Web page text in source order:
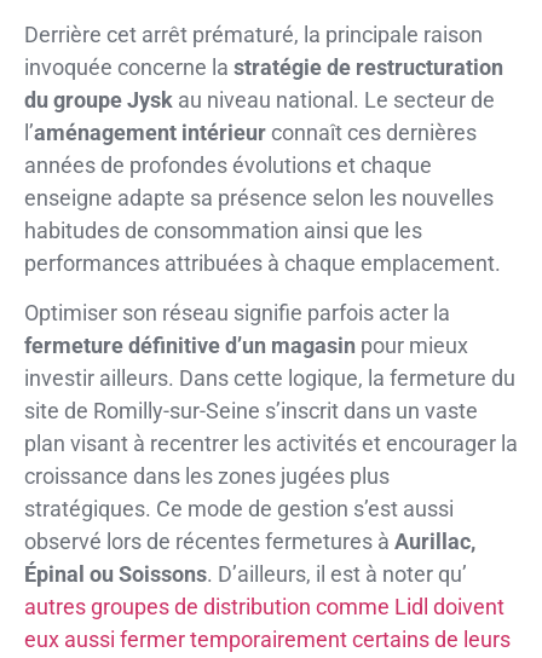
Derrière cet arrêt prématuré, la principale raison
invoquée concerne la stratégie de restructuration
du groupe Jysk au niveau national. Le secteur de
l’aménagement intérieurconnaît ces dernières
années de profondes évolutions et chaque
enseigne adapte sa présence selon les nouvelles
habitudes de consommation ainsi que les
performances attribuées à chaque emplacement.
Optimiser son réseau signifie parfois acter la
fermeture définitive d’un magasin pour mieux
investir ailleurs. Dans cette logique, la fermeture du
site de Romilly-sur-Seine s’inscrit dans un vaste
plan visant à recentrer les activités et encourager la
croissance dans les zones jugées plus
stratégiques. Ce mode de gestion s’est aussi
observé lors de récentes fermetures à Aurillac,
Épinal ou Soissons. D’ailleurs, il est à noter qu’
autres groupes de distribution comme Lidl doivent
eux aussi fermer temporairement certains de leurs